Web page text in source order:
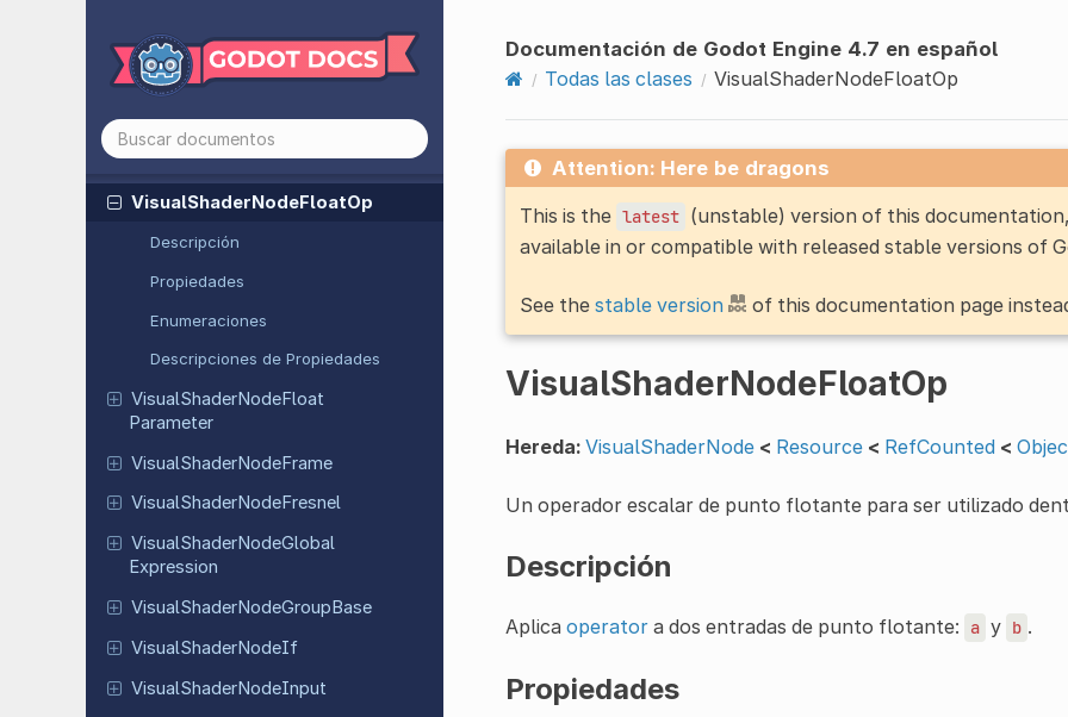
VisualShaderNodeExpression
VisualShaderNodeFaceForward
VisualShaderNodeFloatConstant
VisualShaderNodeFloatFunc
VisualShaderNodeFloatOp
Descripción
Propiedades
Enumeraciones
Descripciones de Propiedades
VisualShaderNodeFloat
Parameter
VisualShaderNodeFrame
VisualShaderNodeFresnel
VisualShaderNodeGlobal
Expression
VisualShaderNodeGroupBase
VisualShaderNodeIf
VisualShaderNodeInput
Documentación de Godot Engine 4.7 en español
Todas las clases
VisualShaderNodeFloatOp
Attention: Here be dragons
This is the latest (unstable) version of this
available in or compatible with released stable versions of
See the stable version of this documentation page
VisualShaderNodeFloatOp
Hereda: VisualShaderNode < Resource < RefCounted <
Un operador escalar de punto flotante para ser utilizado
Descripción
Aplica operatora dos entradas de punto flotante: a y b .
Propiedades